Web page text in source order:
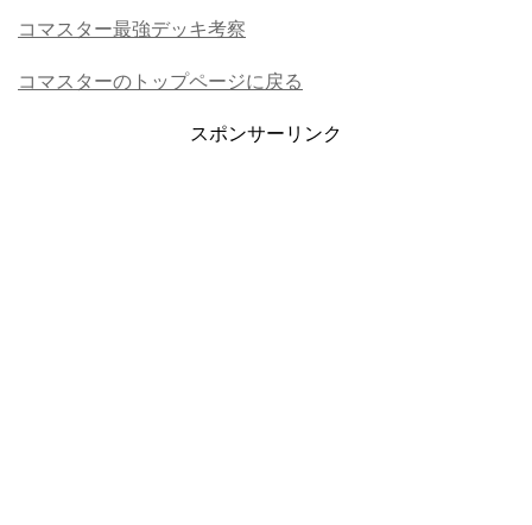
コマスター最強デッキ考察
コマスターのトップページに戻る
スポンサーリンク